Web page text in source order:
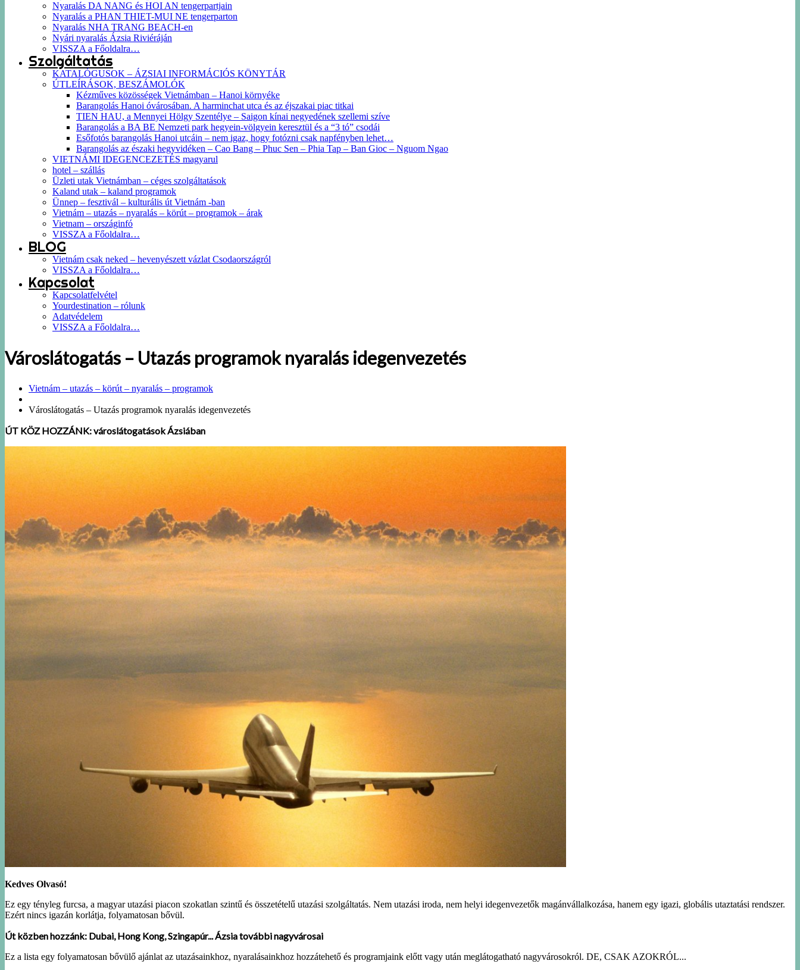
Nyaralás DA NANG és HOI AN tengerpartjain
Nyaralás a PHAN THIET-MUI NE tengerparton
Nyaralás NHA TRANG BEACH-en
Nyári nyaralás Ázsia Riviéráján
VISSZA a Főoldalra…
Szolgáltatás
KATALÓGUSOK – ÁZSIAI INFORMÁCIÓS KÖNYTÁR
ÚTLEÍRÁSOK, BESZÁMOLÓK
Kézműves közösségek Vietnámban – Hanoi környéke
Barangolás Hanoi óvárosában. A harminchat utca és az éjszakai piac titkai
TIEN HAU, a Mennyei Hölgy Szentélye – Saigon kínai negyedének szellemi szíve
Barangolás a BA BE Nemzeti park hegyein-völgyein keresztül és a “3 tó” csodái
Esőfotós barangolás Hanoi utcáin – nem igaz, hogy fotózni csak napfényben lehet…
Barangolás az északi hegyvidéken – Cao Bang – Phuc Sen – Phia Tap – Ban Gioc – Nguom Ngao
VIETNÁMI IDEGENCEZETÉS magyarul
hotel – szállás
Üzleti utak Vietnámban – céges szolgáltatások
Kaland utak – kaland programok
Ünnep – fesztivál – kulturális út Vietnám -ban
Vietnám – utazás – nyaralás – körút – programok – árak
Vietnam – országinfó
VISSZA a Főoldalra…
BLOG
Vietnám csak neked – hevenyészett vázlat Csodaországról
VISSZA a Főoldalra…
Kapcsolat
Kapcsolatfelvétel
Yourdestination – rólunk
Adatvédelem
VISSZA a Főoldalra…
Városlátogatás – Utazás programok nyaralás idegenvezetés
Vietnám – utazás – körút – nyaralás – programok
Városlátogatás – Utazás programok nyaralás idegenvezetés
ÚT KÖZ HOZZÁNK: városlátogatások Ázsiában
Kedves Olvasó!
Ez egy tényleg furcsa, a magyar utazási piacon szokatlan szintű és összetételű utazási szolgáltatás. Nem utazási iroda, nem helyi idegenvezetők magánvállalkozása, hanem egy igazi, globális utaztatási rendszer.
Ezért nincs igazán korlátja, folyamatosan bővül.
Út közben hozzánk: Dubai, Hong Kong, Szingapúr... Ázsia további nagyvárosai
Ez a lista egy folyamatosan bővülő ajánlat az utazásainkhoz, nyaralásainkhoz hozzátehető és programjaink előtt vagy után meglátogatható nagyvárosokról. DE, CSAK AZOKRÓL...